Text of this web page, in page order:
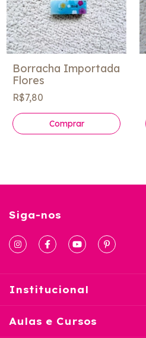
Borracha Importada
Flores
R$7,80
Comprar
Siga-nos
Institucional
Aulas e Cursos